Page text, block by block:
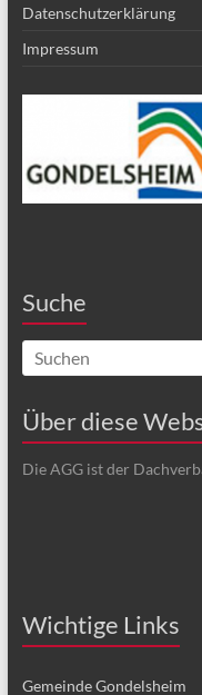
Datenschutzerklärung
Impressum
Suche
Über diese
Die AGG ist der
Wichtige Links
Gemeinde Gondelsheim